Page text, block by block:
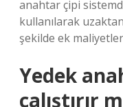
anahtar çipi
kullanılarak
şekilde ek
Yedek
çalıştırır